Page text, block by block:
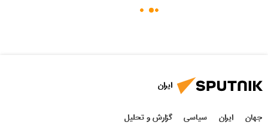
ایران
جهان ایران سیاسی گزارش و تحلیل